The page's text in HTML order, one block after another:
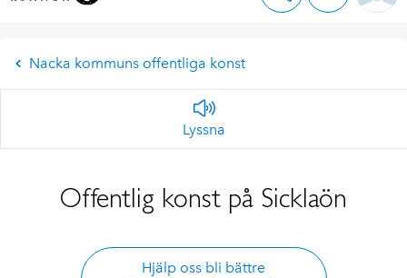
Nacka kommuns offentliga konst
Lyssna
Offentlig konst på Sicklaön
Hjälp oss bli bättre